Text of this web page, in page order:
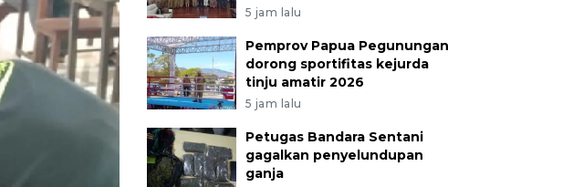
5 jam lalu
Pemprov Papua Pegunungan
dorong sportifitas kejurda
tinju amatir 2026
5 jam lalu
Petugas Bandara Sentani
gagalkan penyelundupan
ganja